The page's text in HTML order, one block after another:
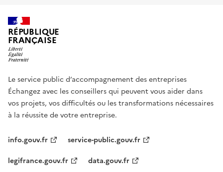
RÉPUBLIQUE
FRANÇAISE
Le service public d’accompagnement des entreprises
Échangez avec les conseillers qui peuvent vous aider dans
vos projets, vos difficultés ou les transformations nécessaires
à la réussite de votre entreprise.
info.gouv.fr
service-public.gouv.fr
legifrance.gouv.fr
data.gouv.fr